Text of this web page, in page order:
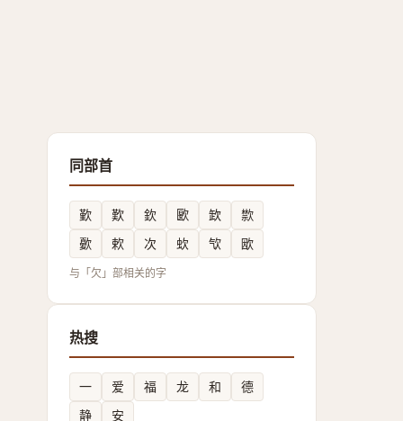
同部首
歏 歎 欽 㰽 欫
㱈
㱊
欶 次 㰩 㰟 欭
与「欠」部相关的字
热搜
一 爱 福 龙 和
德
静
安